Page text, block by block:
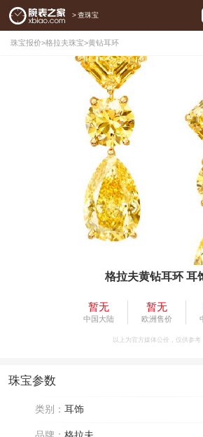
> 查珠宝
珠宝报价>格拉夫珠宝>黄钻耳环
格拉夫黄钻耳环 耳
暂无
中国大陆
暂无
欧洲售价
以上为官方媒体公价，仅供参考
珠宝参数
类别： 耳饰
品牌： 格拉夫